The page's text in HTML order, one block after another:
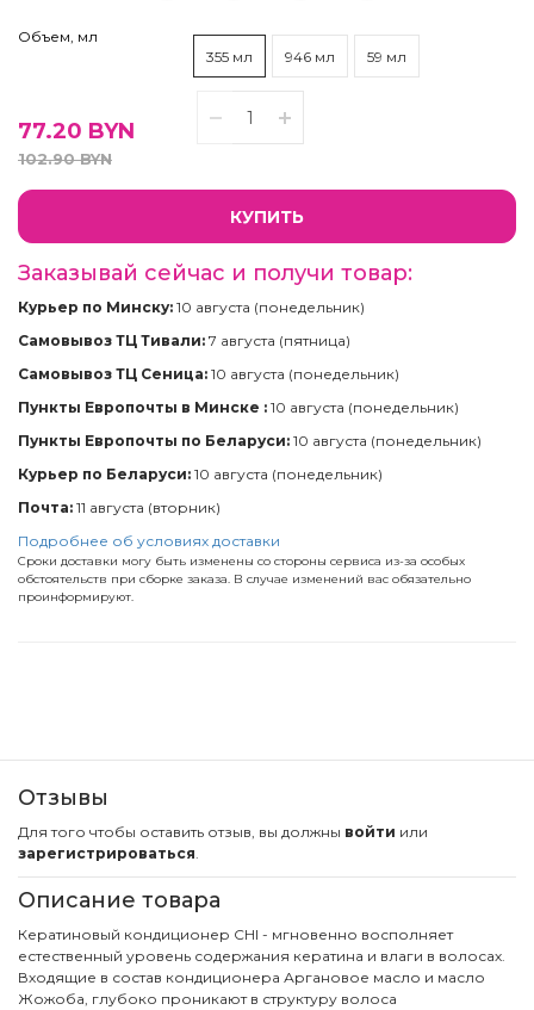
Объем, мл
355 мл
946 мл 59 мл
77.20 BYN
102.90BYN
КУПИТЬ
Заказывай сейчас и получи товар:
Курьер по Минску: 10 августа (понедельник)
Самовывоз ТЦ Тивали: 7 августа (пятница)
Самовывоз ТЦ Сеница: 10 августа (понедельник)
Пункты Европочты в Минске : 10 августа (понедельник)
Пункты Европочты по Беларуси: 10 августа (понедельник)
Курьер по Беларуси: 10 августа (понедельник)
Почта: 11 августа (вторник)
Подробнее об условиях доставки
Сроки доставки могу быть изменены со стороны сервиса из-за особых
обстоятельств при сборке заказа. В случае изменений вас обязательно
проинформируют.
Отзывы
Для того чтобы оставить отзыв, вы должны войти или
зарегистрироваться.
Описание товара
Кератиновый кондиционер CHI - мгновенно восполняет
естественный уровень содержания кератина и влаги в волосах.
Входящие в состав кондиционера Аргановое масло и масло
Жожоба, глубоко проникают в структуру волоса